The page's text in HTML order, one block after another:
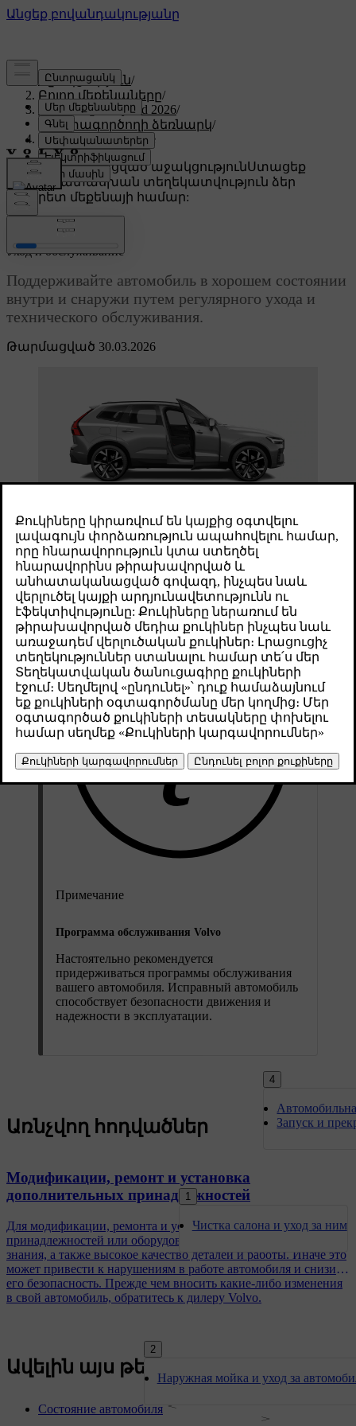
Աջակցություն/
Բոլոր մեքենաները/
XC60 Plug-in Hybrid 2026/
Օգտագործողի ձեռնարկ/
Уход и обслуживание
Անհատականացված աջակցությունՍտացեք
համապատասխան տեղեկատվություն ձեր
կոնկրետ մեքենայի համար:
Մուտք գործել
Թարմացված 30.03.2026
Уход и обслуживание
Поддерживайте автомобиль в хорошем состоянии
внутри и снаружи путем регулярного ухода и
технического обслуживания.
1
Чистка салона и уход за ним
2
Наружная мойка и уход за
4
Запуск и
В этом разделе руководства дано описание регулярного ухода
и чистки, которые можно выполнять самостоятельно,
приведена информация о некоторых компонентах автомобиля,
требующих особого ухода, а также информация о техническом
обслуживании.
Примечание
Программа обслуживания Volvo
Настоятельно рекомендуется
придерживаться программы обслуживания
вашего автомобиля. Исправный автомобиль
способствует безопасности движения и
надежности в эксплуатации.
Առնչվող հոդվածներ
Модификации, ремонт и установка
дополнительных принадлежностей
Для модификации, ремонта и установки дополнительных
принадлежностей или оборудования нужны надлежащие
знания, а также высокое качество деталей и работы. Иначе это
может привести к нарушениям в работе автомобиля и снизить
его безопасность. Прежде чем вносить какие-либо изменения
в свой автомобиль, обратитесь к дилеру Volvo.
Ավելին այս թեմայում
Состояние автомобиля